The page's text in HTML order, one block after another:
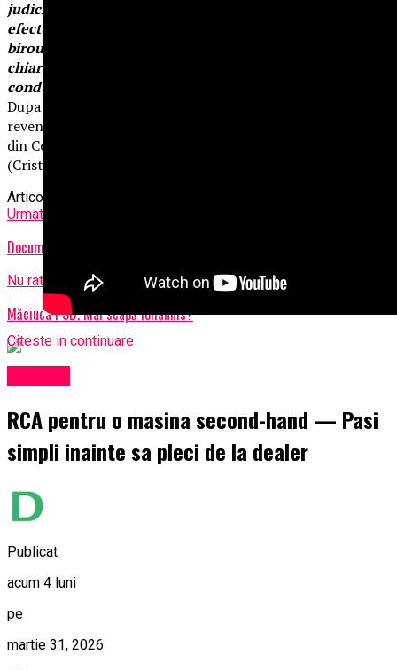
judiciar si sistemul penitenciar din Romania: cum isi
efectueaza Luca Luca pedeapsa in inchisoare (in
birourile dintr-o cladire achizitionata prin interpusi
chiar langa puscarie, inainte de incarcerare, fara paza…
conducand afacerile in Romania „lucrului bine facut”).
Dupa prezentarea „caracatitei” in toata splendoarea ei o sa
revenim cu dezvaluiri despre mafia gunoaielor si ale celor
din Conpet SA Ploiesti. Suntem la 10% din dezvaluiri.
(Cristina T.).
Articole pe aceiasi tema:
Urmatorul
Documente șoc în scandalul care zguduie SRI-ul!
Nu ratati
Măciuca PSD. Mai scapă Iohannis?
Citeste in continuare
RCA pentru o masina second-hand — Pasi
simpli inainte sa pleci de la dealer
Publicat
acum 4 luni
pe
martie 31, 2026